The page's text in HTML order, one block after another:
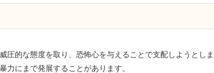
圧的な態度を取り、恐怖心を与えることで支配しようとしま
力にまで発展することがあります。